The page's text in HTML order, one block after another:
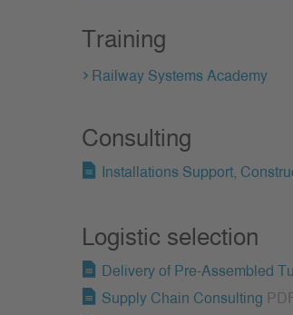
Training
Railway Systems Academy
Consulting
Installations Support,
Logistic selection
Delivery of Pre-Assembled
Supply Chain Consulting